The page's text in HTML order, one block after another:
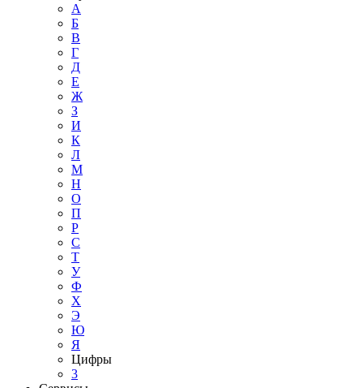
А
Б
В
Г
Д
Е
Ж
З
И
К
Л
М
Н
О
П
Р
С
Т
У
Ф
Х
Э
Ю
Я
Цифры
3